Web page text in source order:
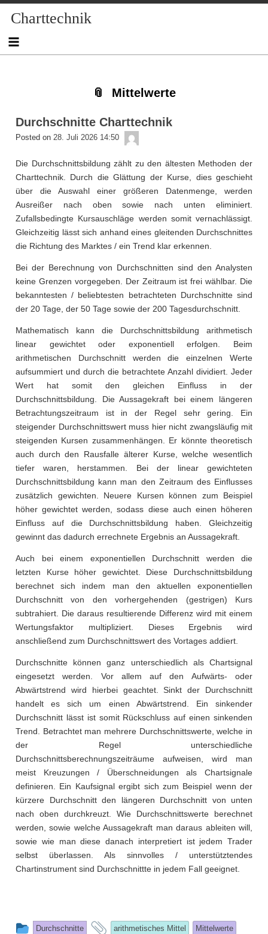
Charttechnik
Mittelwerte
Durchschnitte Charttechnik
Posted on 28. Juli 2026 14:50
Die Durchschnittsbildung zählt zu den ältesten Methoden der
Charttechnik. Durch die Glättung der Kurse, dies geschieht
über die Auswahl einer größeren Datenmenge, werden
Ausreißer nach oben sowie nach unten eliminiert.
Zufallsbedingte Kursauschläge werden somit vernachlässigt.
Gleichzeitig lässt sich anhand eines gleitenden Durchschnittes
die Richtung des Marktes / ein Trend klar erkennen.
Bei der Berechnung von Durchschnitten sind den Analysten
keine Grenzen vorgegeben. Der Zeitraum ist frei wählbar. Die
bekanntesten / beliebtesten betrachteten Durchschnitte sind
der 20 Tage, der 50 Tage sowie der 200 Tagesdurchschnitt.
Mathematisch kann die Durchschnittsbildung arithmetisch
linear gewichtet oder exponentiell erfolgen. Beim
arithmetischen Durchschnitt werden die einzelnen Werte
aufsummiert und durch die betrachtete Anzahl dividiert. Jeder
Wert hat somit den gleichen Einfluss in der
Durchschnittsbildung. Die Aussagekraft bei einem längeren
Betrachtungszeitraum ist in der Regel sehr gering. Ein
steigender Durchschnittswert muss hier nicht zwangsläufig mit
steigenden Kursen zusammenhängen. Er könnte theoretisch
auch durch den Rausfalle älterer Kurse, welche wesentlich
tiefer waren, herstammen. Bei der linear gewichteten
Durchschnittsbildung kann man den Zeitraum des Einflusses
zusätzlich gewichten. Neuere Kursen können zum Beispiel
höher gewichtet werden, sodass diese auch einen höheren
Einfluss auf die Durchschnittsbildung haben. Gleichzeitig
gewinnt das dadurch errechnete Ergebnis an Aussagekraft.
Auch bei einem exponentiellen Durchschnitt werden die
letzten Kurse höher gewichtet. Diese Durchschnittsbildung
berechnet sich indem man den aktuellen exponentiellen
Durchschnitt von den vorhergehenden (gestrigen) Kurs
subtrahiert. Die daraus resultierende Differenz wird mit einem
Wertungsfaktor multipliziert. Dieses Ergebnis wird
anschließend zum Durchschnittswert des Vortages addiert.
Durchschnitte können ganz unterschiedlich als Chartsignal
eingesetzt werden. Vor allem auf den Aufwärts- oder
Abwärtstrend wird hierbei geachtet. Sinkt der Durchschnitt
handelt es sich um einen Abwärtstrend. Ein sinkender
Durchschnitt lässt ist somit Rückschluss auf einen sinkenden
Trend. Betrachtet man mehrere Durchschnittswerte, welche in
der Regel unterschiedliche
Durchschnittsberechnungszeiträume aufweisen, wird man
meist Kreuzungen / Überschneidungen als Chartsignale
definieren. Ein Kaufsignal ergibt sich zum Beispiel wenn der
kürzere Durchschnitt den längeren Durchschnitt von unten
nach oben durchkreuzt. Wie Durchschnittswerte berechnet
werden, sowie welche Aussagekraft man daraus ableiten will,
sowie wie man diese danach interpretiert ist jedem Trader
selbst überlassen. Als sinnvolles / unterstütztendes
Chartinstrument sind Durchschnittte in jedem Fall geeignet.
This
Durchschnitte
and
arithmetisches Mittel
Mittelwerte